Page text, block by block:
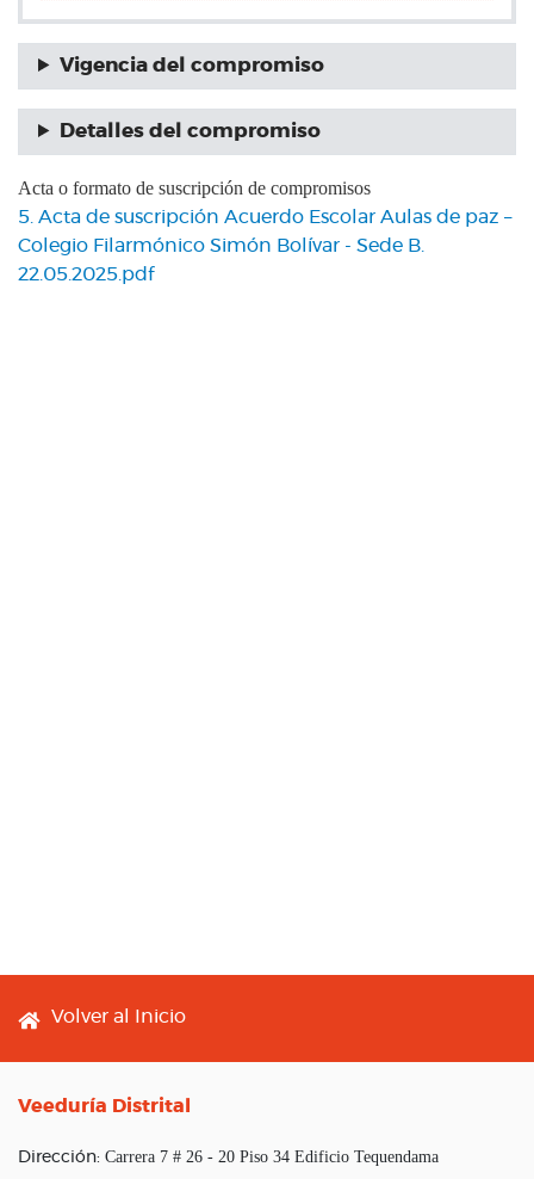
Vigencia del compromiso
Detalles del compromiso
Acta o formato de suscripción de compromisos
5. Acta de suscripción Acuerdo Escolar Aulas de paz –
Colegio Filarmónico Simón Bolívar - Sede B.
22.05.2025.pdf
Footer menu
Volver al Inicio
Veeduría Distrital
Dirección: Carrera 7 # 26 - 20 Piso 34 Edificio Tequendama